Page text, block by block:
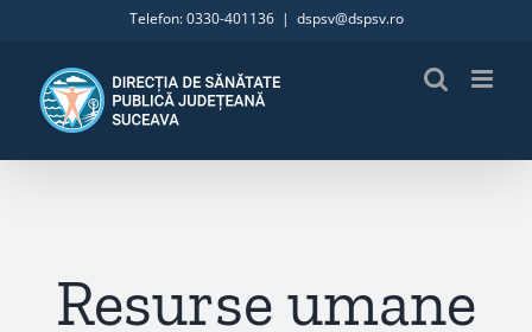
content
Telefon: 0330-401136 | dspsv@dspsv.ro
Resurse umane